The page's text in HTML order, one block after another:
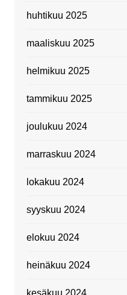
huhtikuu 2025
maaliskuu 2025
helmikuu 2025
tammikuu 2025
joulukuu 2024
marraskuu 2024
lokakuu 2024
syyskuu 2024
elokuu 2024
heinäkuu 2024
kesäkuu 2024